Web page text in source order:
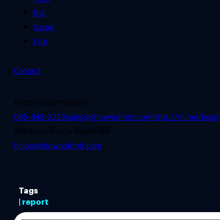
Biz
Game
Life
Contact
ฝ่ายขาย และการตลาด
085-848-2253sales@shownolimit.comhttp://m.me/
สมัครงาน/ฝึกงาน ติดต่อได้ที่
hr-ga@shownolimit.com
Tags
| report